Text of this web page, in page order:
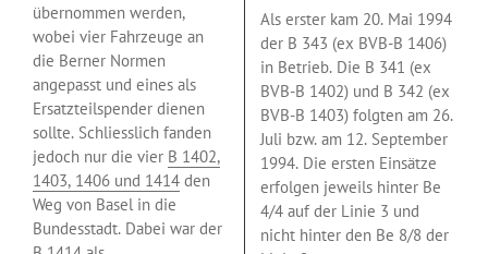
übernommen werden,
wobei vier Fahrzeuge an
die Berner Normen
angepasst und eines als
Ersatzteilspender dienen
sollte. Schliesslich fanden
jedoch nur die vier B 1402,
1403, 1406 und 1414 den
Weg von Basel in die
Bundesstadt. Dabei war der
Als erster kam 20. Mai 1994
der B 343 (ex BVB-B 1406)
in Betrieb. Die B 341 (ex
BVB-B 1402) und B 342 (ex
BVB-B 1403) folgten am 26.
Juli bzw. am 12. September
1994. Die ersten Einsätze
erfolgen jeweils hinter Be
4/4 auf der Linie 3 und
nicht hinter den Be 8/8 der